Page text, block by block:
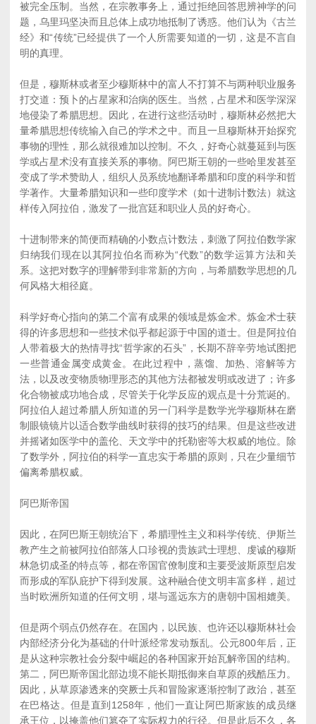
被完全压制。当然，在宗教事务上，通过拒绝回答思辨神学的问
题，乌里玛坚决而且总体上成功地抵制了诱惑。他们认为《古兰
经》和“传统”已经提供了一个人所需要知道的一切，这是不言自
明的真理。
但是，穆斯林或者至少穆斯林中的富人不打算不与两种职业服务
打交道：预卜的占星家和治病的医生。当然，占星术和医学深深
地侵染了希腊思想。因此，在进行这些活动时，穆斯林必然把大
量希腊思想传统输入自己的学术之中。而且一旦穆斯林开始探究
事物的理性，那么就很难加以控制。不久，好奇心就蔓延到与医
学或占星术没有直接关系的事物。阿巴斯王朝的一些哈里发甚至
变成了学术赞助人，组织人员系统地翻译希腊和印度的科学和哲
学著作。大量希腊知识和一些印度学术（如十进制计数法）就这
样传入阿拉伯，激发了一批宫廷和职业人员的好奇心。
十进制带来的简便而精确的小数点计数法，刺激了阿拉伯数学家
归纳我们现在以其阿拉伯名而称为“代数”的数学运算方法和关
系。这把对数字的理解带到非常新的方向，与希腊数学思想的几
何风格大相径庭。
科学好奇心指向的第二个富有成果的领域是炼金术。炼金术士获
得的许多思想和一些技术似乎都起源于中国的道士。但是阿拉伯
人带着极大的热情寻找“哲学家的石头”，长期不辞辛劳地试图把
一些普通金属变成黄金。在此过程中，蒸馏、加热、溶解等方
法，以及改变物质物理形态的其他方法都被发明或改进了；许多
化合物被成功地合成，尽管关于化学反应的观点是十分荒诞的。
阿拉伯人超过希腊人所知道的另一门科学是数学光学穆斯林在磨
制眼镜镜片以适合数学曲线时获得的技巧的结果。但是这些改进
并摇诸如医学中的盖伦、天文学中的托勒密等大权威的地位。除
了数学外，阿拉伯的科学一直忠实于希腊的原则，只在少量细节
偏离希腊权威。
阿巴斯帝国
因此，在阿巴斯王朝统治下，希腊理性主义和科学传统、伊斯兰
教产生之前被阿拉伯部落人口珍视的贵族武士理想、虔诚的穆斯
林急切成圣的特点等，都在帝国官僚制度和主要受波斯原型启发
而形成的军队庇护下得到发展。这种融合使文明丰富多样，超过
当时欧洲所知道的任何文明，堪与遥远东方的唐朝中国相媲美。
但是两个弱点仍然存在。在国内，以民族、也许还以穆斯林社会
内部经济分化为基础的什叶派经常发动叛乱。公元800年后，正
是从这种宗教社会分裂中崛起的各种国家开始瓦解帝国的结构。
第二，阿巴斯帝国北部边境不能长期抵御来自草原的残酷压力。
因此，从草原渗透来的突厥士兵和冒险家逐渐控制了政治，甚至
在巴格达。但是直到1258年，他们一直让阿巴斯家族的成员继
承王位，以掩盖他们篡夺了实际权力的行径。但是此后不久，各